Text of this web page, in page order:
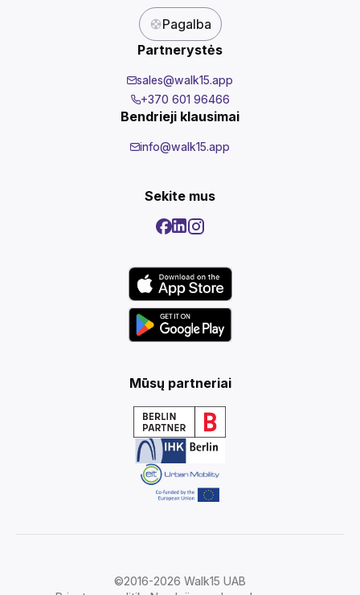
Pagalba
Partnerystės
sales@walk15.app
+370 601 96466
Bendrieji klausimai
info@walk15.app
Sekite mus
Mūsų partneriai
©2016-2026 Walk15 UAB